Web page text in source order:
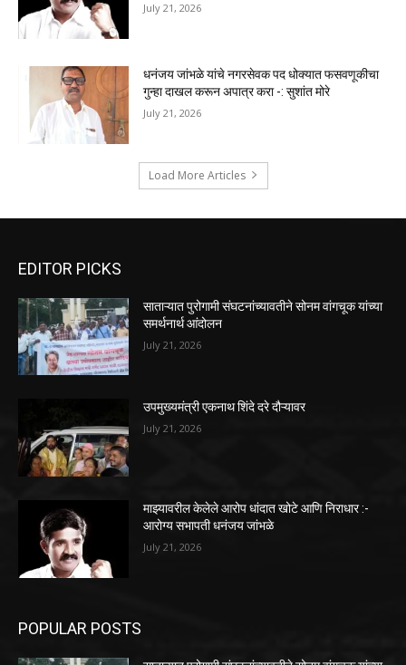
July 21, 2026
धनंजय जांभळे यांचे नगरसेवक पद धोक्यात फसवणूकीचा
गुन्हा दाखल करून अपात्र करा -: सुशांत मोरे
July 21, 2026
Load More Articles
EDITOR PICKS
साताऱ्यात पुरोगामी संघटनांच्यावतीने सोनम वांगचूक यांच्या
समर्थनार्थ आंदोलन
July 21, 2026
उपमुख्यमंत्री एकनाथ शिंदे दरे दौऱ्यावर
July 21, 2026
माझ्यावरील केलेले आरोप धांदात खोटे आणि निराधार :-
आरोग्य सभापती धनंजय जांभळे
July 21, 2026
POPULAR POSTS